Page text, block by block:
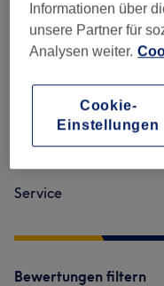
4,8
Sauberkeit
Service
Bewertungen filtern
Informationen über
unsere Partner für
Analysen weiter.
Cookie-
Einstellungen